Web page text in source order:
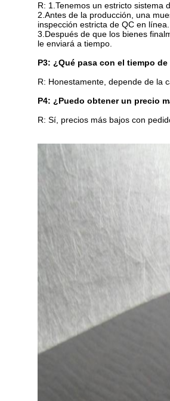
R: 1.Tenemos un estricto sistema
2.Antes de la producción, una
inspección estricta de QC en línea.
3.Después de que los bienes
le enviará a tiempo.
P3: ¿Qué pasa con el tiempo
R: Honestamente, depende de la
P4: ¿Puedo obtener un precio
R: Sí, precios más bajos con